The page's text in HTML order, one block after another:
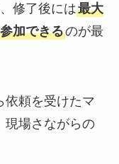
修了後には最大
加できるのが最
依頼を受けたマ
現場さながらの